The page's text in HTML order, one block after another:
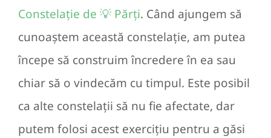
Constelație de 💡 Părți. Când ajungem să
cunoaștem această constelație, am putea
începe să construim încredere în ea sau
chiar să o vindecăm cu timpul. Este posibil
ca alte constelații să nu fie afectate, dar
putem folosi acest exercițiu pentru a găsi